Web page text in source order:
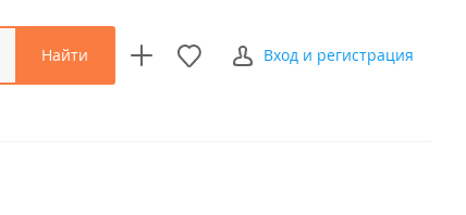
Найти Вход и регистрация